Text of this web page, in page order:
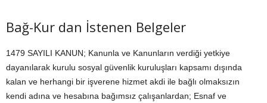
Bağ-Kur dan İstenen Belgeler
1479 SAYILI KANUN; Kanunla ve Kanunların verdiği yetkiye
dayanılarak kurulu sosyal güvenlik kuruluşları kapsamı dışında
kalan ve herhangi bir işverene hizmet akdi ile bağlı olmaksızın
kendi adına ve hesabına bağımsız çalışanlardan; Esnaf ve